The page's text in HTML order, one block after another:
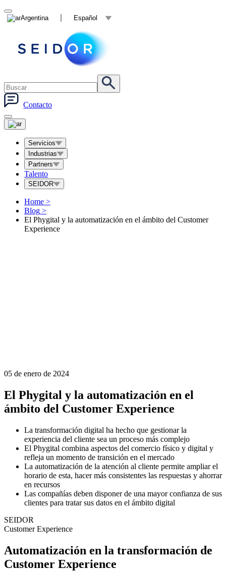
Argentina Español
Contacto
Servicios
Industrias
Partners
Talento
SEIDOR
Home >
Blog >
El Phygital y la automatización en el ámbito del Customer
Experience
05 de enero de 2024
El Phygital y la automatización en el
ámbito del Customer Experience
La transformación digital ha hecho que gestionar la
experiencia del cliente sea un proceso más complejo
El Phygital combina aspectos del comercio físico y digital y
refleja un momento de transición en el mercado
La automatización de la atención al cliente permite ampliar el
horario de esta, hacer más consistentes las respuestas y ahorrar
en recursos
Las compañías deben disponer de una mayor confianza de sus
clientes para tratar sus datos en el ámbito digital
SEIDOR
Customer Experience
Automatización en la transformación de
Customer Experience